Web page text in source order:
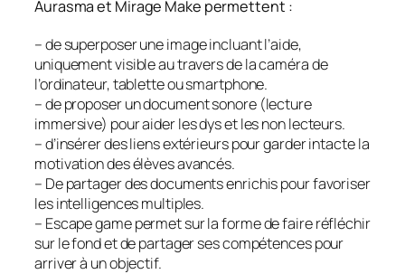
Aurasma et Mirage Make permettent :
– de superposer une image incluant l’aide,
uniquement visible au travers de la caméra de
l’ordinateur, tablette ou smartphone.
– de proposer un document sonore (lecture
immersive) pour aider les dys et les non lecteurs.
– d’insérer des liens extérieurs pour garder intacte la
motivation des élèves avancés.
– De partager des documents enrichis pour favoriser
les intelligences multiples.
– Escape game permet sur la forme de faire réfléchir
sur le fond et de partager ses compétences pour
arriver à un objectif.